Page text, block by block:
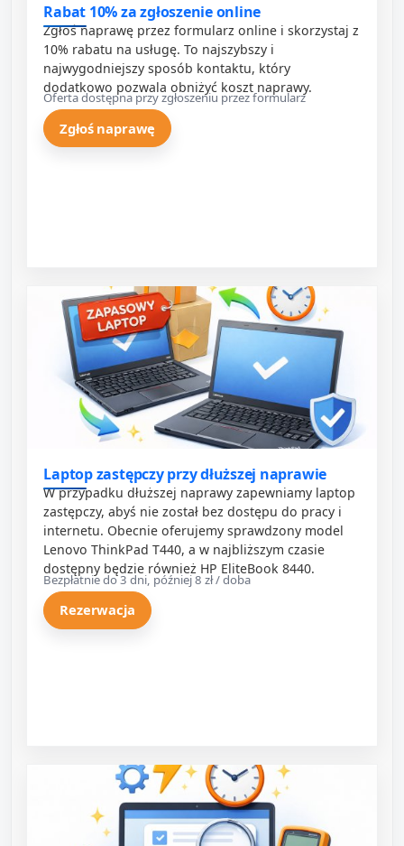
Rabat 10% za zgłoszenie online
Zgłoś naprawę przez formularz online i skorzystaj z
10% rabatu na usługę. To najszybszy i
najwygodniejszy sposób kontaktu, który
dodatkowo pozwala obniżyć koszt naprawy.
Oferta dostępna przy zgłoszeniu przez formularz
Zgłoś naprawę
Laptop zastępczy przy dłuższej naprawie
W przypadku dłuższej naprawy zapewniamy laptop
zastępczy, abyś nie został bez dostępu do pracy i
internetu. Obecnie oferujemy sprawdzony model
Lenovo ThinkPad T440, a w najbliższym czasie
dostępny będzie również HP EliteBook 8440.
Bezpłatnie do 3 dni, później 8 zł / doba
Rezerwacja